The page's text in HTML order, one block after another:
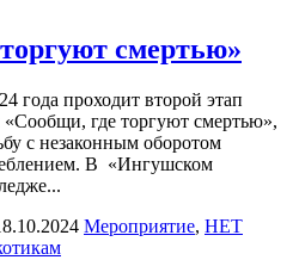
смертью»
года проходит второй этап
где торгуют смертью»,
с незаконным оборотом
В «Ингушском
Мероприятие, НЕТ